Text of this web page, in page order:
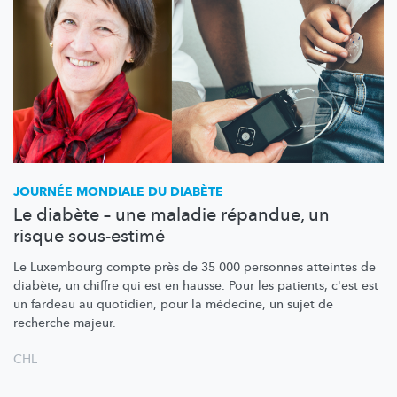
JOURNÉE MONDIALE DU DIABÈTE
Le diabète – une maladie répandue, un
risque sous-estimé
Le Luxembourg compte près de 35 000 personnes atteintes de
diabète, un chiffre qui est en hausse. Pour les patients, c'est est
un fardeau au quotidien, pour la médecine, un sujet de
recherche majeur.
CHL